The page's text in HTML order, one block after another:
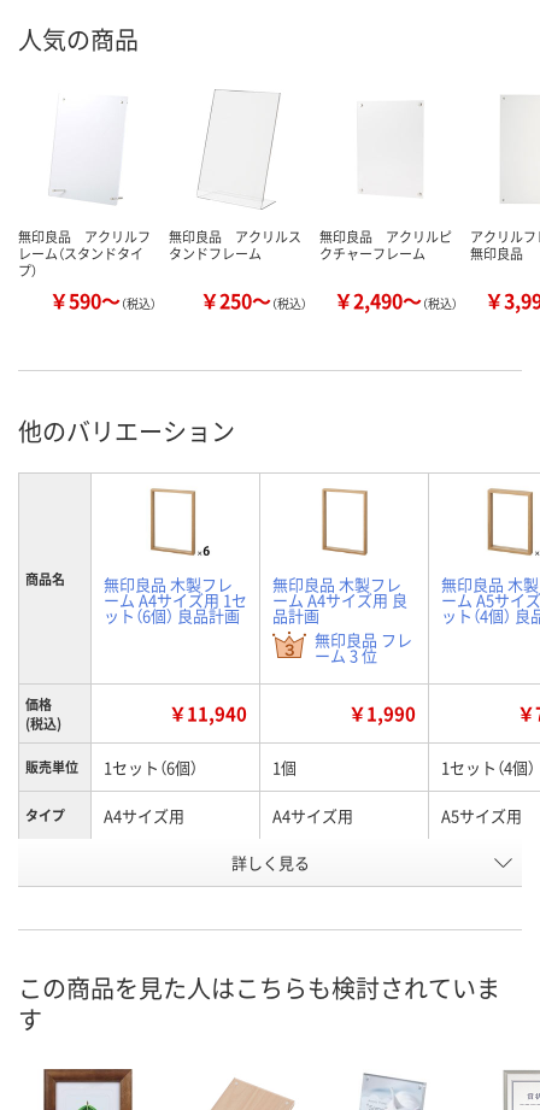
人気の商品
無印良品 アクリルフ
レーム（スタンドタイ
プ）
￥590～（税込）
無印良品 アクリルス
タンドフレーム
￥250～（税込）
無印良品 アクリルピ
クチャーフレーム
￥2,490～（税込）
アクリル
無印良品
￥
他のバリエーション
商品名 無印良品 木製フレ
ーム A4サイズ用 1セ
ット（6個） 良品計画
無印良品 木製フレ
ーム A4サイズ用 良
品計画
無印良品 フレ
ーム 3 位
無印良品 木
ーム A5サイ
ット（4個）
価格
(税込)
￥11,940 ￥1,990
販売単位 1セット（6個） 1個 1セット（4個）
タイプ A4サイズ用 A4サイズ用 A5サイズ用
EP84191 EJ53432
8月8日（土）
カゴへ カゴへ カ
詳しく見る
この商品を見た人はこちらも検討されていま
す